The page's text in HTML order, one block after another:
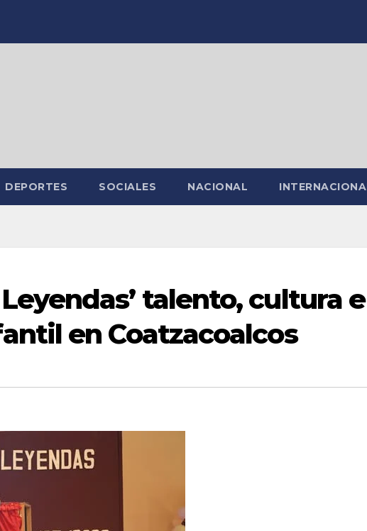
DEPORTES SOCIALES NACIONAL
Leyendas’ talento, cultura e
en Coatzacoalcos